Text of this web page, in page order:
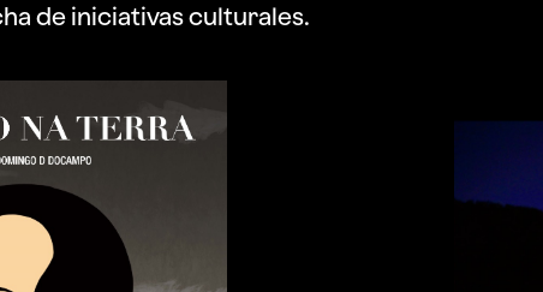
de iniciativas culturales.